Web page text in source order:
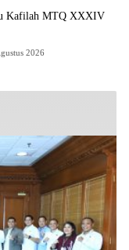
Kafilah MTQ XXXIV
2026